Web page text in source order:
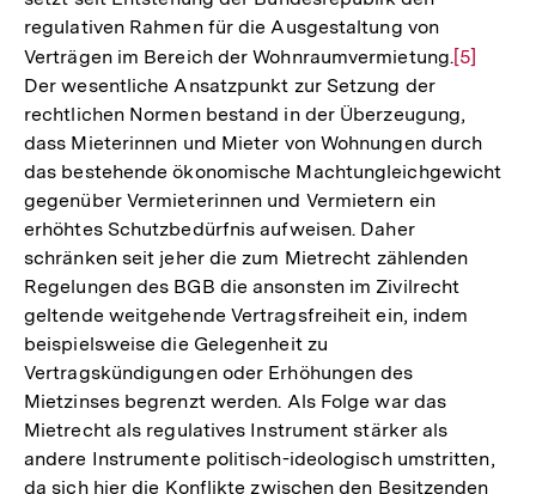
regulativen Rahmen für die Ausgestaltung von
Verträgen im Bereich der Wohnraumvermietung.Zur
der
Fußnote
[5]
Der wesentliche Ansatzpunkt zur Setzung der
rechtlichen Normen bestand in der Überzeugung,
dass Mieterinnen und Mieter von Wohnungen durch
das bestehende ökonomische Machtungleichgewicht
gegenüber Vermieterinnen und Vermietern ein
erhöhtes Schutzbedürfnis aufweisen. Daher
schränken seit jeher die zum Mietrecht zählenden
Regelungen des BGB die ansonsten im Zivilrecht
geltende weitgehende Vertragsfreiheit ein, indem
beispielsweise die Gelegenheit zu
Vertragskündigungen oder Erhöhungen des
Mietzinses begrenzt werden. Als Folge war das
Mietrecht als regulatives Instrument stärker als
andere Instrumente politisch-ideologisch umstritten,
da sich hier die Konflikte zwischen den Besitzenden